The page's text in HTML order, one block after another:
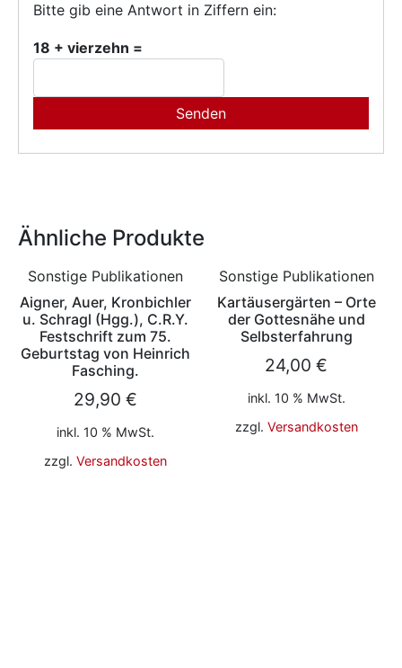
Bitte gib eine Antwort in Ziffern ein:
18 + vierzehn =
Ähnliche Produkte
Sonstige Publikationen
Aigner, Auer, Kronbichler
u. Schragl (Hgg.), C.R.Y.
Festschrift zum 75.
Geburtstag von Heinrich
Fasching.
29,90€
inkl. 10 % MwSt.
zzgl.Versandkosten
Sonstige Publikationen
Kartäusergärten – Orte
der Gottesnähe und
Selbsterfahrung
24,00€
inkl. 10 % MwSt.
zzgl. Versandkosten